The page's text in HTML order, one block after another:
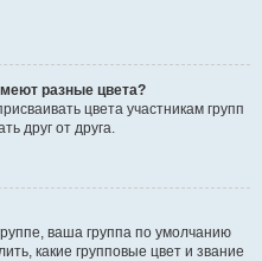
разные цвета?
цвета участникам групп
друг от друга.
ваша группа по умолчанию
какие групповые цвет и звание